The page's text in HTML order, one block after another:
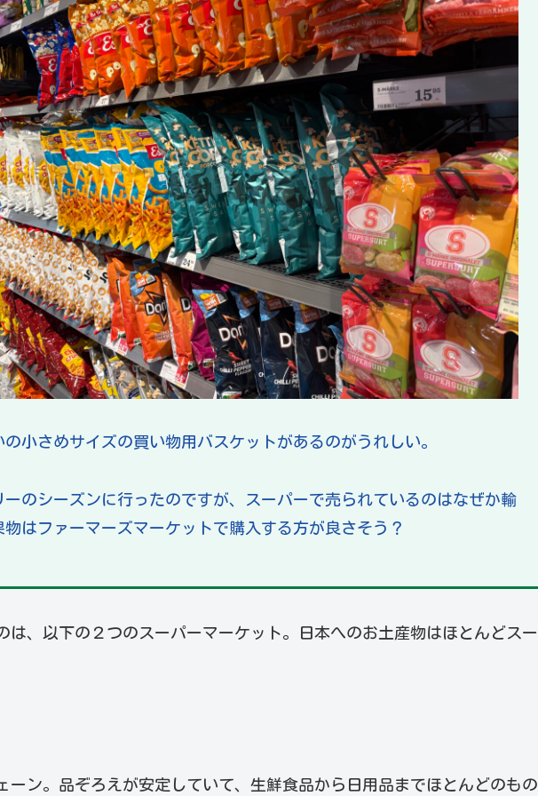
の小さめサイズの買い物用バスケットがあるのがうれしい。
のシーズンに行ったのですが、スーパーで売られているのはなぜか輸
物はファーマーズマーケットで購入する方が良さそう？
は、以下の２つのスーパーマーケット。日本へのお土産物はほとんどスー
ーン。品ぞろえが安定していて、生鮮食品から日用品までほとんどのもの